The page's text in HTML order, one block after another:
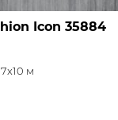
Icon 35884
м